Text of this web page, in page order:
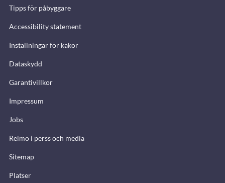
Tipps för påbyggare
Accessibility statement
Inställningar för kakor
Dataskydd
Garantivillkor
Impressum
Jobs
Reimo i perss och media
Sitemap
Platser